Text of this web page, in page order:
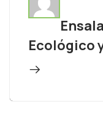
Ecológico